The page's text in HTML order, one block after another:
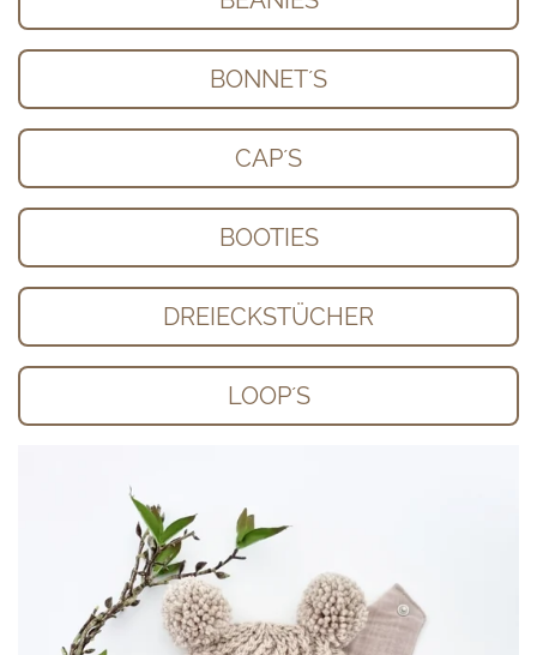
BONNET´S
CAP´S
BOOTIES
DREIECKSTÜCHER
LOOP´S